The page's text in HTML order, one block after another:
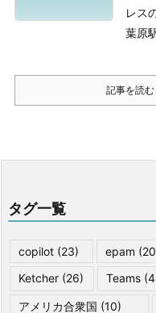
レス
葉原
記事を読む
タグ一覧
copilot (23) epam
Ketcher (26) Teams
アメリカ合衆国 (10)